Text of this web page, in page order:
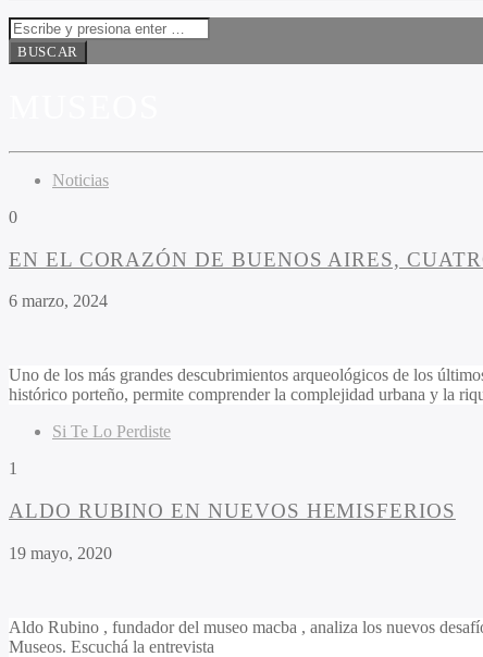
Noticias
0
EN EL CORAZÓN DE BUENOS AIRES,
6 marzo, 2024
Uno de los más grandes descubrimientos arqueológicos de los
histórico porteño, permite comprender la complejidad urbana y la
Si Te Lo Perdiste
1
ALDO RUBINO EN NUEVOS HEMISFERIOS
19 mayo, 2020
Aldo Rubino , fundador del museo macba , analiza los nuevos
Museos. Escuchá la entrevista